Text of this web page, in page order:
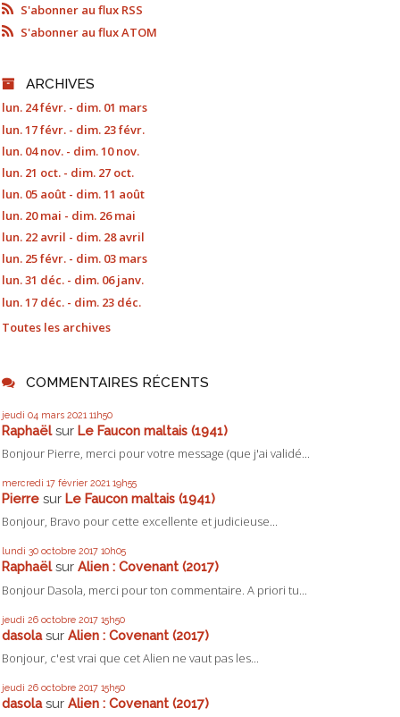
S'abonner au flux RSS
S'abonner au flux ATOM
ARCHIVES
lun. 24 févr. - dim. 01 mars
lun. 17 févr. - dim. 23 févr.
lun. 04 nov. - dim. 10 nov.
lun. 21 oct. - dim. 27 oct.
lun. 05 août - dim. 11 août
lun. 20 mai - dim. 26 mai
lun. 22 avril - dim. 28 avril
lun. 25 févr. - dim. 03 mars
lun. 31 déc. - dim. 06 janv.
lun. 17 déc. - dim. 23 déc.
Toutes les archives
COMMENTAIRES RÉCENTS
jeudi 04 mars 2021 11h50
Raphaëlsur Le Faucon maltais (1941)
Bonjour Pierre, merci pour votre message (que j'ai validé...
mercredi 17 février 2021 19h55
Pierre sur Le Faucon maltais (1941)
Bonjour, Bravo pour cette excellente et judicieuse...
lundi 30 octobre 2017 10h05
Raphaëlsur Alien : Covenant (2017)
Bonjour Dasola, merci pour ton commentaire. A priori tu...
jeudi 26 octobre 2017 15h50
dasolasur Alien : Covenant (2017)
Bonjour, c'est vrai que cet Alien ne vaut pas les...
jeudi 26 octobre 2017 15h50
dasolasur Alien : Covenant (2017)